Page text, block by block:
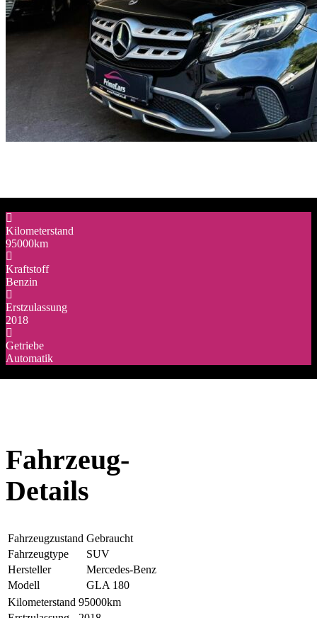
Kilometerstand
95000km
Kraftstoff
Benzin
Erstzulassung
2018
Getriebe
Automatik
Fahrzeug-
Details
Fahrzeugzustand Gebraucht
Fahrzeugtype
SUV
Hersteller
Mercedes-Benz
Modell
GLA 180
Kilometerstand 95000km